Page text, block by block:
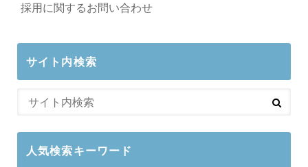
採用に関するお問い合わせ
サイト内検索
人気検索キーワード